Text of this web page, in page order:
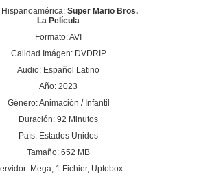
Super Mario Bros.
La Película
Formato: AVI
Calidad Imágen: DVDRIP
Audio: Español Latino
Año: 2023
Género: Animación / Infantil
Duración: 92 Minutos
País: Estados Unidos
Tamaño: 652 MB
Mega, 1 Fichier, Uptobox